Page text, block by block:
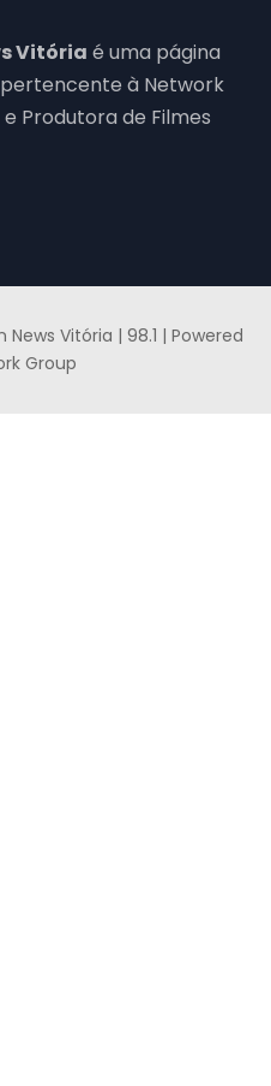
Vitória é uma página
à Network
Produtora de Filmes
Vitória | 98.1 | Powered
Group